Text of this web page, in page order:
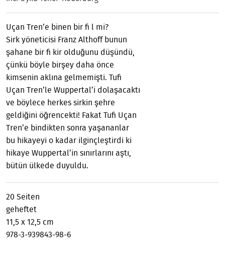
Uçan Tren’e binen bir fi l mi?
Sirk yöneticisi Franz Althoff bunun
şahane bir fi kir olduğunu düşündü,
çünkü böyle birşey daha önce
kimsenin aklına gelmemişti. Tufi
Uçan Tren’le Wuppertal’i dolaşacaktı
ve böylece herkes sirkin şehre
geldiğini öğrencekti! Fakat Tufi Uçan
Tren’e bindikten sonra yaşananlar
bu hikayeyi o kadar ilginçleştirdi ki
hikaye Wuppertal’in sınırlarını aştı,
bütün ülkede duyuldu.
20 Seiten
geheftet
11,5 x 12,5 cm
978-3-939843-98-6